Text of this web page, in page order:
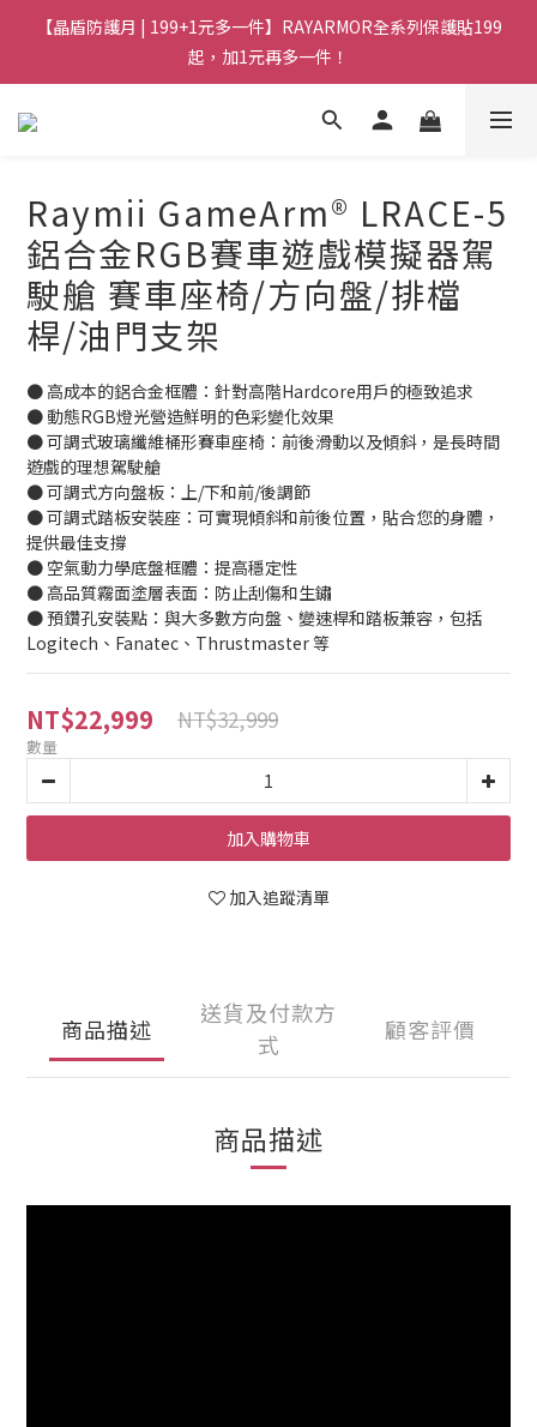
【晶盾防護月 | 199+1元多一件】RAYARMOR全系列保護貼199
起，加1元再多一件！
Raymii GameArm® LRACE-5
鋁合金RGB賽車遊戲模擬器駕
駛艙 賽車座椅/方向盤/排檔
桿/油門支架
● 高成本的鋁合金框體：針對高階Hardcore用戶的極致追求
● 動態RGB燈光營造鮮明的色彩變化效果
● 可調式玻璃纖維桶形賽車座椅：前後滑動以及傾斜，是長時間
遊戲的理想駕駛艙
● 可調式方向盤板：上/下和前/後調節
● 可調式踏板安裝座：可實現傾斜和前後位置，貼合您的身體，
提供最佳支撐
● 空氣動力學底盤框體：提高穩定性
● 高品質霧面塗層表面：防止刮傷和生鏽
● 預鑽孔安裝點：與大多數方向盤、變速桿和踏板兼容，包括
Logitech、Fanatec、Thrustmaster 等
NT$22,999 NT$32,999
數量
加入購物車
加入追蹤清單
商品描述
送貨及付款方
式
顧客評價
商品描述